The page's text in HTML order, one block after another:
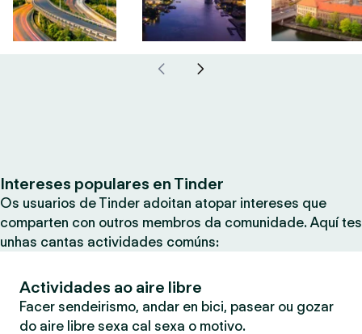
Intereses populares en Tinder
Os usuarios de Tinder adoitan atopar intereses que
comparten con outros membros da comunidade. Aquí tes
unhas cantas actividades comúns:
Actividades ao aire libre
Facer sendeirismo, andar en bici, pasear ou gozar
do aire libre sexa cal sexa o motivo.